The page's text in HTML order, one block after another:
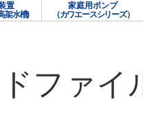
置
架水槽)
家庭用ポンプ
（カワエースシリーズ）
ファイ